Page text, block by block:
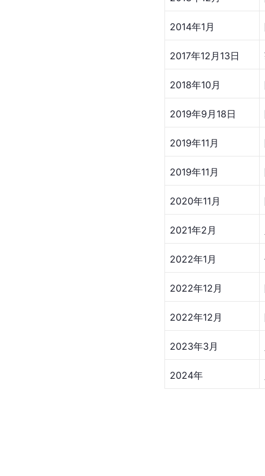
2014年1月
2017年12月13日
2018年10月
2019年9月18日
2019年11月
2019年11月
2020年11月
2021年2月
2022年1月
2022年12月
2022年12月
2023年3月
2024年